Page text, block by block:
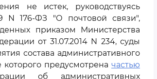
не истек, руководствуясь
N 176-ФЗ "О почтовой связи",
приказом Министерства
от 31.07.2014 N 234, суды
состава административного
предусмотрена частью
об административных